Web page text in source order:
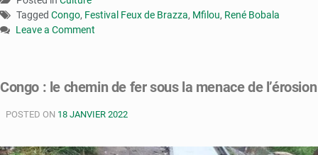
Tagged Congo, Festival Feux de Brazza, Mfilou, René Bobala
Leave a Comment
le
Feux
Brazza
Congo : le chemin de fer sous la menace de l’érosion
POSTED ON 18 JANVIER 2022